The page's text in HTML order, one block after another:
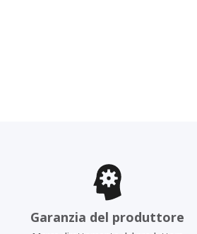
Garanzia del produttore